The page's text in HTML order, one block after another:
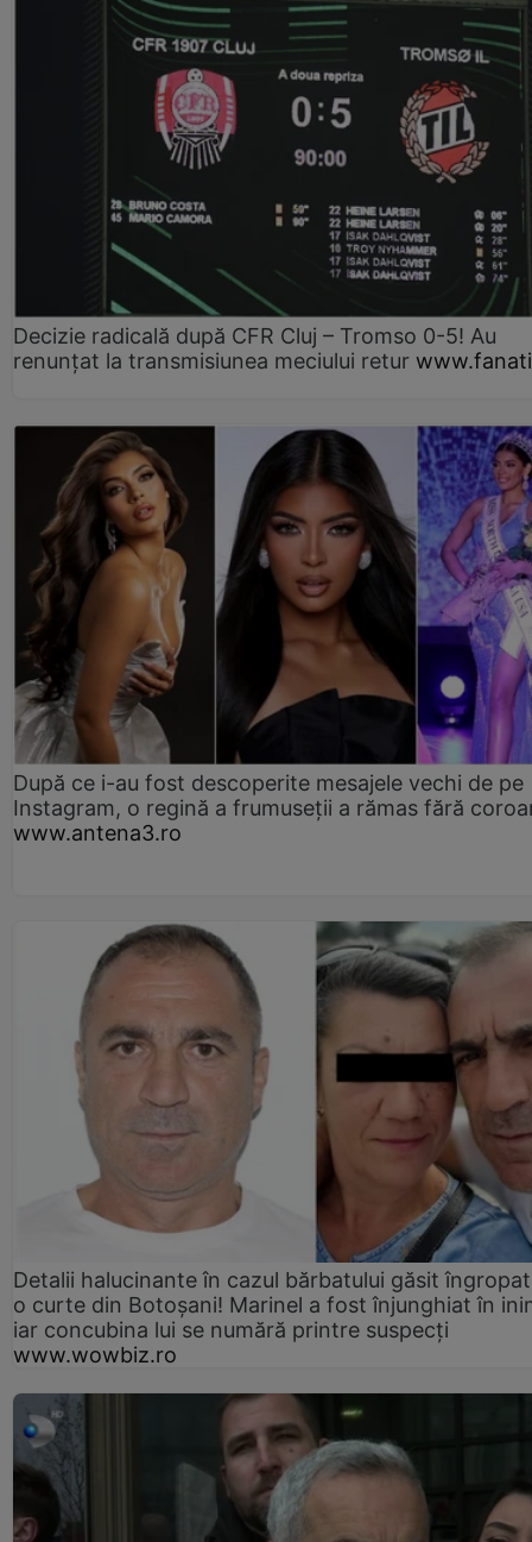
Decizie radicală după CFR Cluj – Tromso 0-5! Au
renunțat la transmisiunea meciului retur
După ce i-au fost descoperite mesajele vechi de pe
Instagram, o regină a frumuseții a rămas fără
www.antena3.ro
Detalii halucinante în cazul bărbatului găsit
o curte din Botoșani! Marinel a fost înjunghiat în
iar concubina lui se numără printre suspecți
www.wowbiz.ro